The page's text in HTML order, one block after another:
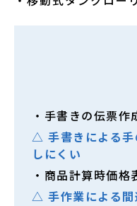
・手書きの伝票作
△ 手書きによる手
しにくい
・商品計算時価
△ 手作業による間